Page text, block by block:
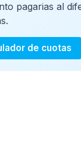
pagarias al
de cuotas